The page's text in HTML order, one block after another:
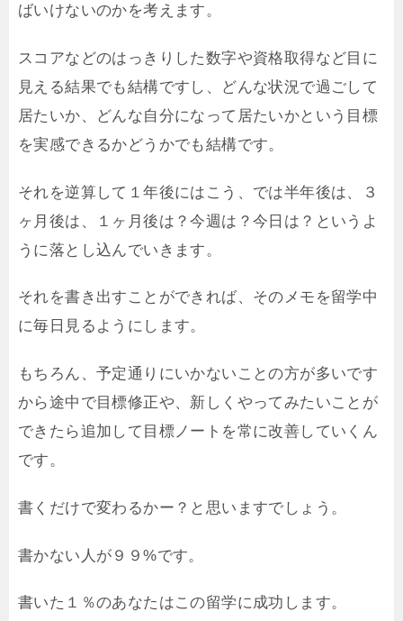
ばいけないのかを考えます。
スコアなどのはっきりした数字や資格取得など目に
見える結果でも結構ですし、どんな状況で過ごして
居たいか、どんな自分になって居たいかという目標
を実感できるかどうかでも結構です。
それを逆算して１年後にはこう、では半年後は、３
ヶ月後は、１ヶ月後は？今週は？今日は？というよ
うに落とし込んでいきます。
それを書き出すことができれば、そのメモを留学中
に毎日見るようにします。
もちろん、予定通りにいかないことの方が多いです
から途中で目標修正や、新しくやってみたいことが
できたら追加して目標ノートを常に改善していくん
です。
書くだけで変わるかー？と思いますでしょう。
書かない人が９９%です。
書いた１％のあなたはこの留学に成功します。